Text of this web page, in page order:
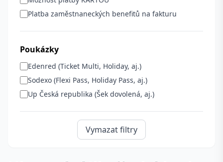
Platba zaměstnaneckých benefitů na fakturu
Poukázky
Edenred (Ticket Multi, Holiday, aj.)
Sodexo (Flexi Pass, Holiday Pass, aj.)
Up Česká republika (Šek dovolená, aj.)
Vymazat filtry